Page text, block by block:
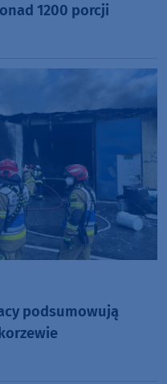
1200 porcji
podsumowują